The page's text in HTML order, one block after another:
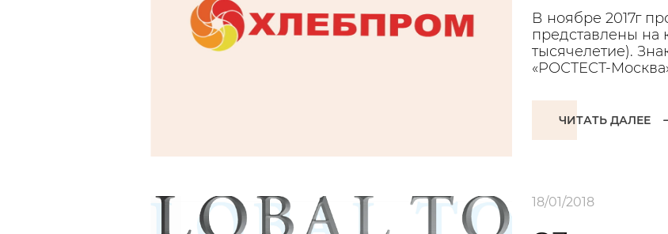
В ноябре 2017г
представлены на
тысячелетие).
«РОСТЕСТ-
ЧИТАТЬ ДАЛЕЕ
18/01/2018